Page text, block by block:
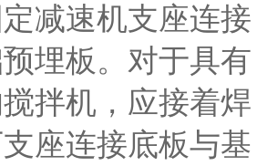
减速机支座连接
埋板。对于具有
拌机，应接着焊
座连接底板与基